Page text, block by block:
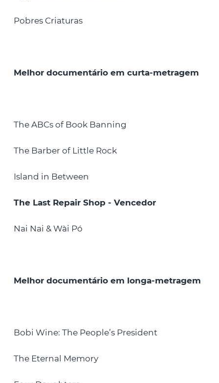
Pobres Criaturas
Melhor documentário em curta-metragem
The ABCs of Book Banning
The Barber of Little Rock
Island in Between
The Last Repair Shop - Vencedor
Nai Nai & Wài Pó
Melhor documentário em longa-metragem
Bobi Wine: The People’s President
The Eternal Memory